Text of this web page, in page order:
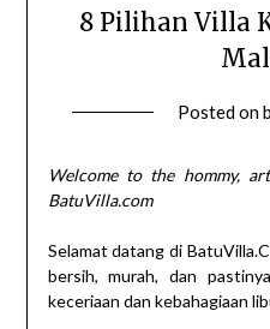
8 Pilihan Villa
Posted on
Welcome to the hommy,
BatuVilla.com
Selamat datang di
bersih, murah, dan
keceriaan dan kebahagiaan